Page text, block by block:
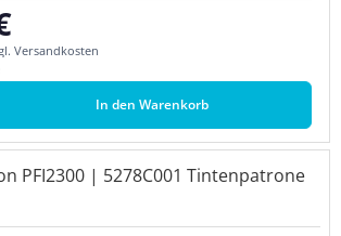
Versandkosten
In den Warenkorb